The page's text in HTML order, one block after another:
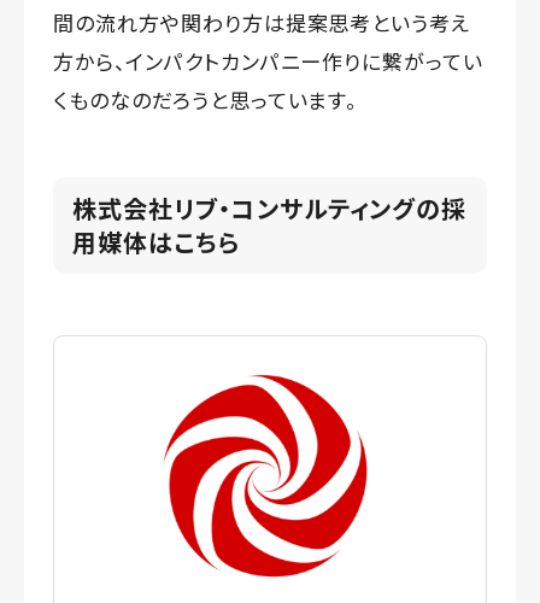
間の流れ方や関わり方は提案思考という考え
方から、インパクトカンパニー作りに繋がってい
くものなのだろうと思っています。
株式会社リブ・コンサルティングの採
用媒体はこちら